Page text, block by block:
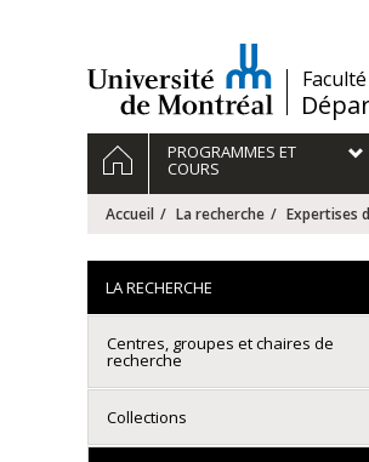
/
Navigation
principale
ACCUEILPROGRAMMES ET
COURS
Accueil La recherche Expertises
LA RECHERCHE
Centres, groupes et chaires de
recherche
Collections